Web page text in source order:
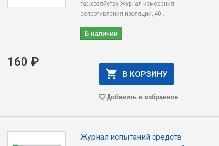
газ.хозяйству Журнал измерения
сопротивления изоляции, 40..
В наличии
160 ₽
В КОРЗИНУ
Добавить в избранное
Журнал испытаний средств